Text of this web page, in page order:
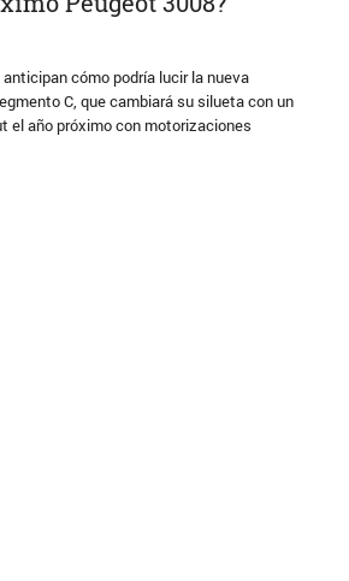
cómo podría lucir la nueva
C, que cambiará su silueta con un
el año próximo con motorizaciones